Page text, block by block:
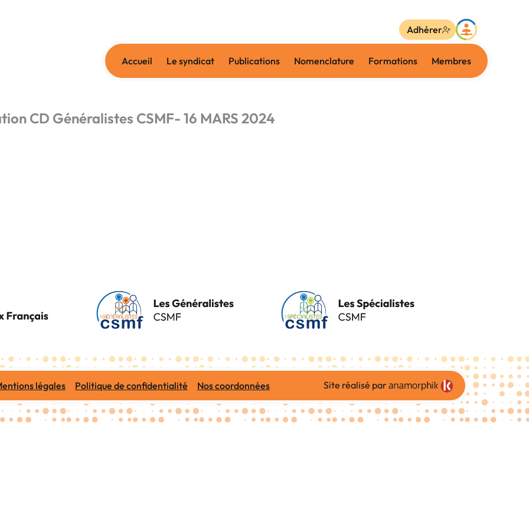
Accueil Le syndicat Publications Nomenclature Formations Membres
Adhérer
CD Généralistes CSMF- 16 MARS 2024
légales Politique de confidentialité Nos coordonnées Site réalisé par